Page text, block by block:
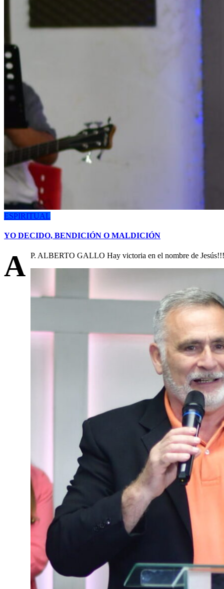
ESPIRITUAL
YO DECIDO, BENDICIÓN O MALDICIÓN
A P. ALBERTO GALLO Hay victoria en el nombre de